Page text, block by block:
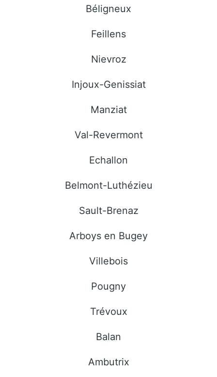
Béligneux
Feillens
Nievroz
Injoux-Genissiat
Manziat
Val-Revermont
Echallon
Belmont-Luthézieu
Sault-Brenaz
Arboys en Bugey
Villebois
Pougny
Trévoux
Balan
Ambutrix